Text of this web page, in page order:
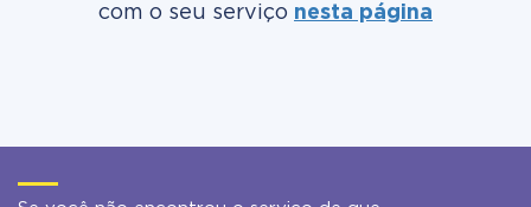
com o seu serviço nesta página